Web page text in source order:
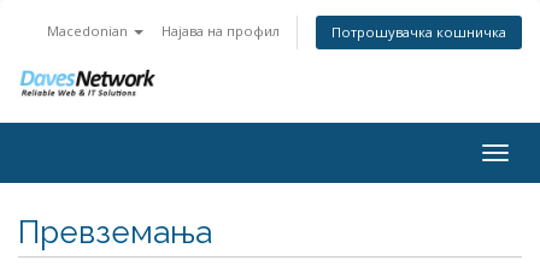
Macedonian Најава на профил Потрошувачка кошничка
Превземања